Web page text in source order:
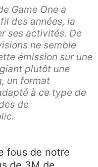
Game One a
des années, la
ses activités. De
ne semble
émission sur une
plutôt une
un format
à ce type de
de
fous de notre